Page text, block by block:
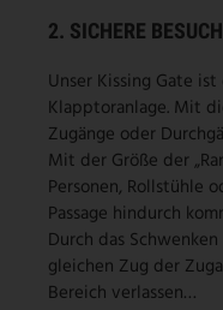
2. SICHERE
Unser Kissing Gate
Klapptoranlage. Mit
Zugänge oder
Mit der Größe der
Personen, Rollstühle
Passage hindurch
Durch das
gleichen Zug der
Bereich verlassen…